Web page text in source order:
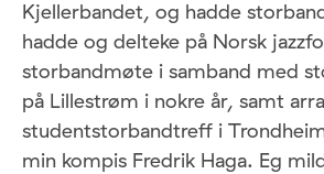
Kjellerbandet, og hadde
hadde og delteke på Norsk
storbandmøte i samband med
på Lillestrøm i nokre år, samt
studentstorbandtreff i
min kompis Fredrik Haga. Eg